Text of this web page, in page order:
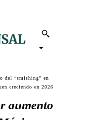
del “smishing” en
creciendo en 2026
aumento